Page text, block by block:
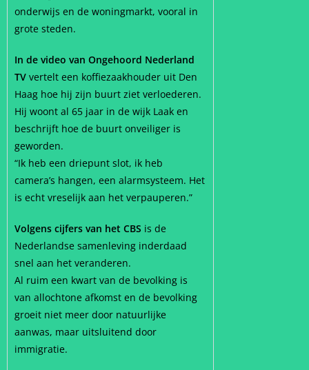
onderwijs en de woningmarkt, vooral in
grote steden.
In de video van Ongehoord Nederland
TV vertelt een koffiezaakhouder uit Den
Haag hoe hij zijn buurt ziet verloederen.
Hij woont al 65 jaar in de wijk Laak en
beschrijft hoe de buurt onveiliger is
geworden.
“Ik heb een driepunt slot, ik heb
camera’s hangen, een alarmsysteem. Het
is echt vreselijk aan het verpauperen.”
Volgens cijfers van het CBS is de
Nederlandse samenleving inderdaad
snel aan het veranderen.
Al ruim een kwart van de bevolking is
van allochtone afkomst en de bevolking
groeit niet meer door natuurlijke
aanwas, maar uitsluitend door
immigratie.